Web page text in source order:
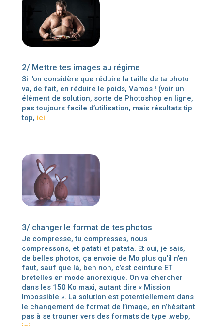
2/ Mettre tes images au régime
Si l’on considère que réduire la taille de ta photo
va, de fait, en réduire le poids, Vamos ! (voir un
élément de solution, sorte de Photoshop en ligne,
pas toujours facile d’utilisation, mais résultats tip
top, ici.
3/ changer le format de tes photos
Je compresse, tu compresses, nous
compressons, et patati et patata. Et oui, je sais,
de belles photos, ça envoie de Mo plus qu’il n’en
faut, sauf que là, ben non, c’est ceinture ET
bretelles en mode anorexique. On va chercher
dans les 150 Ko maxi, autant dire « Mission
Impossible ». La solution est potentiellement dans
le changement de format de l’image, en n’hésitant
pas à se trouner vers des formats de type .webp,